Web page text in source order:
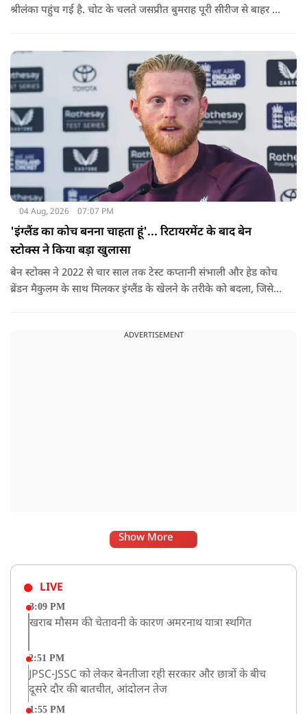
श्रीलंका पहुंच गई है. चोट के चलते जसप्रीत बुमराह पूरी सीरीज से बाहर हो
04 Aug, 2026 07:07 PM
'इंग्लैंड का कोच बनना चाहता हूं'... रिटायरमेंट के बाद बेन
स्टोक्स ने किया बड़ा खुलासा
बेन स्टोक्स ने 2022 से चार साल तक टेस्ट कप्तानी संभाली और हेड कोच
ब्रेंडन मैकुलम के साथ मिलकर इंग्लैंड के खेलने के तरीके को बदला, जिसे
ADVERTISEMENT
Show More
LIVE
3:09 PM
खराब मौसम की चेतावनी के कारण अमरनाथ यात्रा स्थगित
2:51 PM
JPSC-JSSC को लेकर बेनतीजा रही सरकार और छात्रों के बीच
दूसरे दौर की बातचीत, आंदोलन तेज
1:55 PM